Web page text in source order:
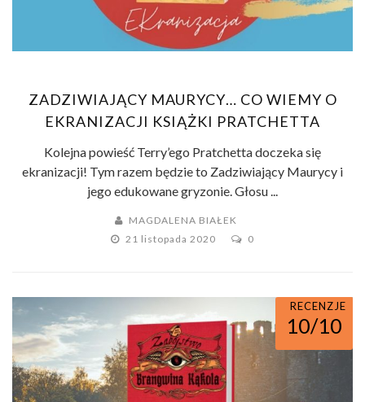
ZADZIWIAJĄCY MAURYCY… CO WIEMY O
EKRANIZACJI KSIĄŻKI PRATCHETTA
Kolejna powieść Terry’ego Pratchetta doczeka się
ekranizacji! Tym razem będzie to Zadziwiający Maurycy i
jego edukowane gryzonie. Głosu ...
MAGDALENA BIAŁEK
21 listopada 2020
0
RECENZJE
10/10